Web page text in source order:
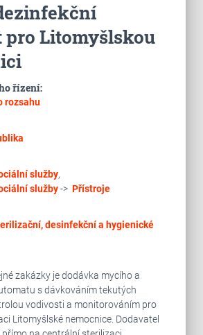
pro Litomyšlskou
řízení:
rozsahu
služby,
služby-> Přístroje
desinfekční a hygienické
zakázky je dodávka mycího a
s dávkováním tekutých
vodivosti a monitorováním pro
Litomyšlské nemocnice. Dodavatel